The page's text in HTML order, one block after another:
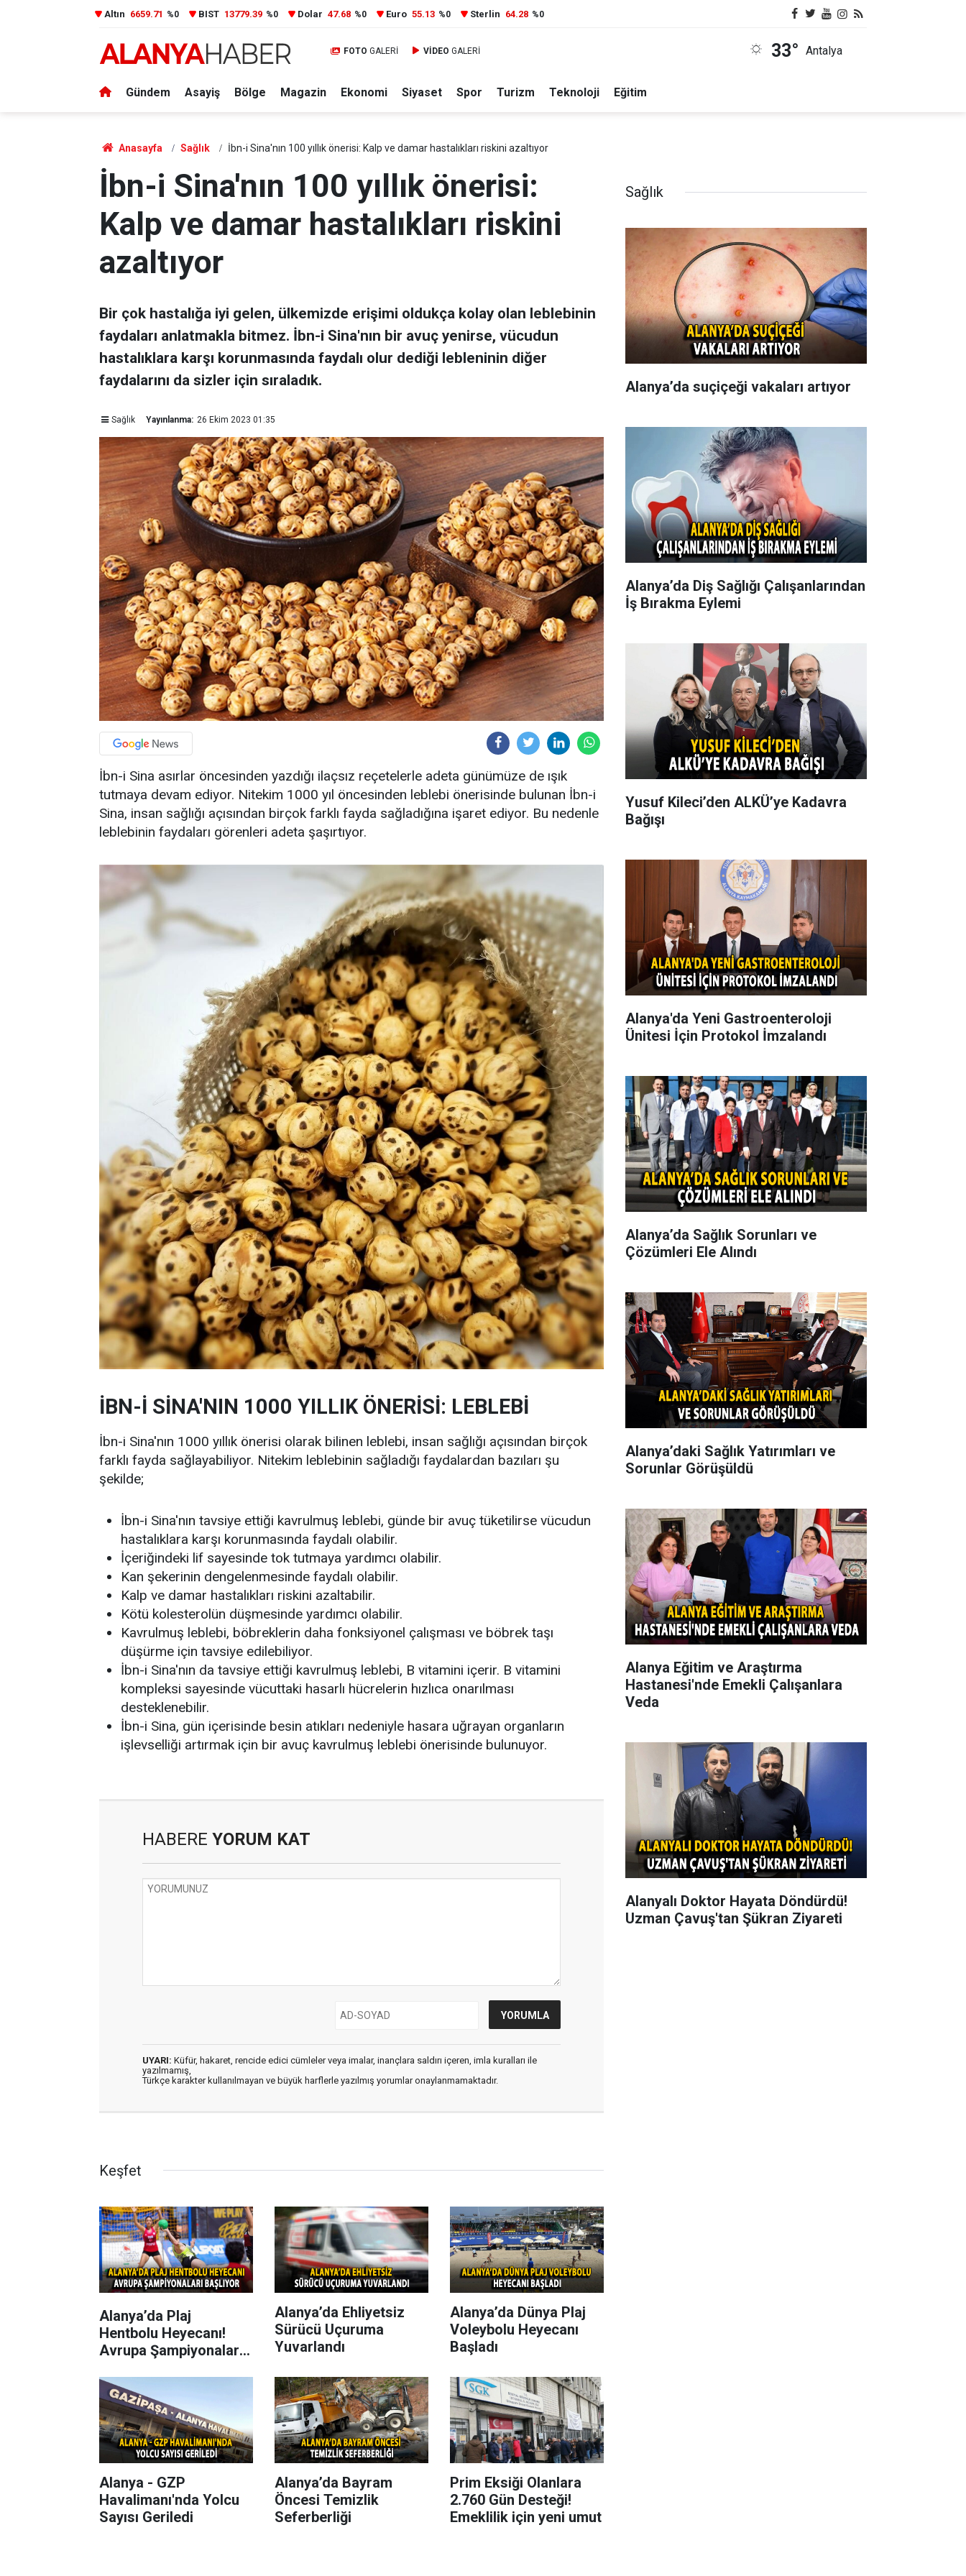
Altın 6659.71 %0 BIST 13779.39 %0 Dolar 47.68 %0 Euro 55.13 %0 Sterlin 64.28 %0
FOTO GALERİ VİDEO GALERİ 33° Antalya
Gündem Asayiş Bölge Magazin Ekonomi Siyaset Spor Turizm Teknoloji Eğitim
Anasayfa Sağlık İbn-i Sina'nın 100 yıllık önerisi: Kalp ve damar hastalıkları riskini azaltıyor
İbn-i Sina'nın 100 yıllık önerisi:
Kalp ve damar hastalıkları riskini
azaltıyor
Bir çok hastalığa iyi gelen, ülkemizde erişimi oldukça kolay olan leblebinin
faydaları anlatmakla bitmez. İbn-i Sina'nın bir avuç yenirse, vücudun
hastalıklara karşı korunmasında faydalı olur dediği lebleninin diğer
faydalarını da sizler için sıraladık.
Sağlık Yayınlanma: 26 Ekim 2023 01:35
İbn-i Sina asırlar öncesinden yazdığı ilaçsız reçetelerle adeta günümüze de ışık
tutmaya devam ediyor. Nitekim 1000 yıl öncesinden leblebi önerisinde bulunan İbn-i
Sina, insan sağlığı açısından birçok farklı fayda sağladığına işaret ediyor. Bu nedenle
leblebinin faydaları görenleri adeta şaşırtıyor.
İBN-İ SİNA'NIN 1000 YILLIK ÖNERİSİ: LEBLEBİ
İbn-i Sina'nın 1000 yıllık önerisi olarak bilinen leblebi, insan sağlığı açısından birçok
farklı fayda sağlayabiliyor. Nitekim leblebinin sağladığı faydalardan bazıları şu
şekilde;
İbn-i Sina'nın tavsiye ettiği kavrulmuş leblebi, günde bir avuç tüketilirse vücudun
hastalıklara karşı korunmasında faydalı olabilir.
İçeriğindeki lif sayesinde tok tutmaya yardımcı olabilir.
Kan şekerinin dengelenmesinde faydalı olabilir.
Kalp ve damar hastalıkları riskini azaltabilir.
Kötü kolesterolün düşmesinde yardımcı olabilir.
Kavrulmuş leblebi, böbreklerin daha fonksiyonel çalışması ve böbrek taşı
düşürme için tavsiye edilebiliyor.
İbn-i Sina'nın da tavsiye ettiği kavrulmuş leblebi, B vitamini içerir. B vitamini
kompleksi sayesinde vücuttaki hasarlı hücrelerin hızlıca onarılması
desteklenebilir.
İbn-i Sina, gün içerisinde besin atıkları nedeniyle hasara uğrayan organların
işlevselliği artırmak için bir avuç kavrulmuş leblebi önerisinde bulunuyor.
HABERE YORUM KAT
UYARI: Küfür, hakaret, rencide edici cümleler veya imalar, inançlara saldırı içeren, imla kuralları ile
yazılmamış,
Türkçe karakter kullanılmayan ve büyük harflerle yazılmış yorumlar onaylanmamaktadır.
Keşfet
Alanya’da Plaj
Hentbolu Heyecanı!
Avrupa Şampiyonaları
Alanya’da Ehliyetsiz
Sürücü Uçuruma
Yuvarlandı
Alanya’da Dünya Plaj
Voleybolu Heyecanı
Başladı
Alanya - GZP
Havalimanı'nda Yolcu
Sayısı Geriledi
Alanya’da Bayram
Öncesi Temizlik
Seferberliği
Prim Eksiği Olanlara
2.760 Gün Desteği!
Emeklilik için yeni umut
Sağlık
Alanya’da suçiçeği vakaları artıyor
Alanya’da Diş Sağlığı Çalışanlarından
İş Bırakma Eylemi
Yusuf Kileci’den ALKÜ’ye Kadavra
Bağışı
Alanya'da Yeni Gastroenteroloji
Ünitesi İçin Protokol İmzalandı
Alanya’da Sağlık Sorunları ve
Çözümleri Ele Alındı
Alanya’daki Sağlık Yatırımları ve
Sorunlar Görüşüldü
Alanya Eğitim ve Araştırma
Hastanesi'nde Emekli Çalışanlara
Veda
Alanyalı Doktor Hayata Döndürdü!
Uzman Çavuş'tan Şükran Ziyareti